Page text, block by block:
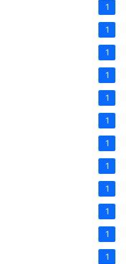
1
1
1
1
1
1
1
1
1
1
1
1